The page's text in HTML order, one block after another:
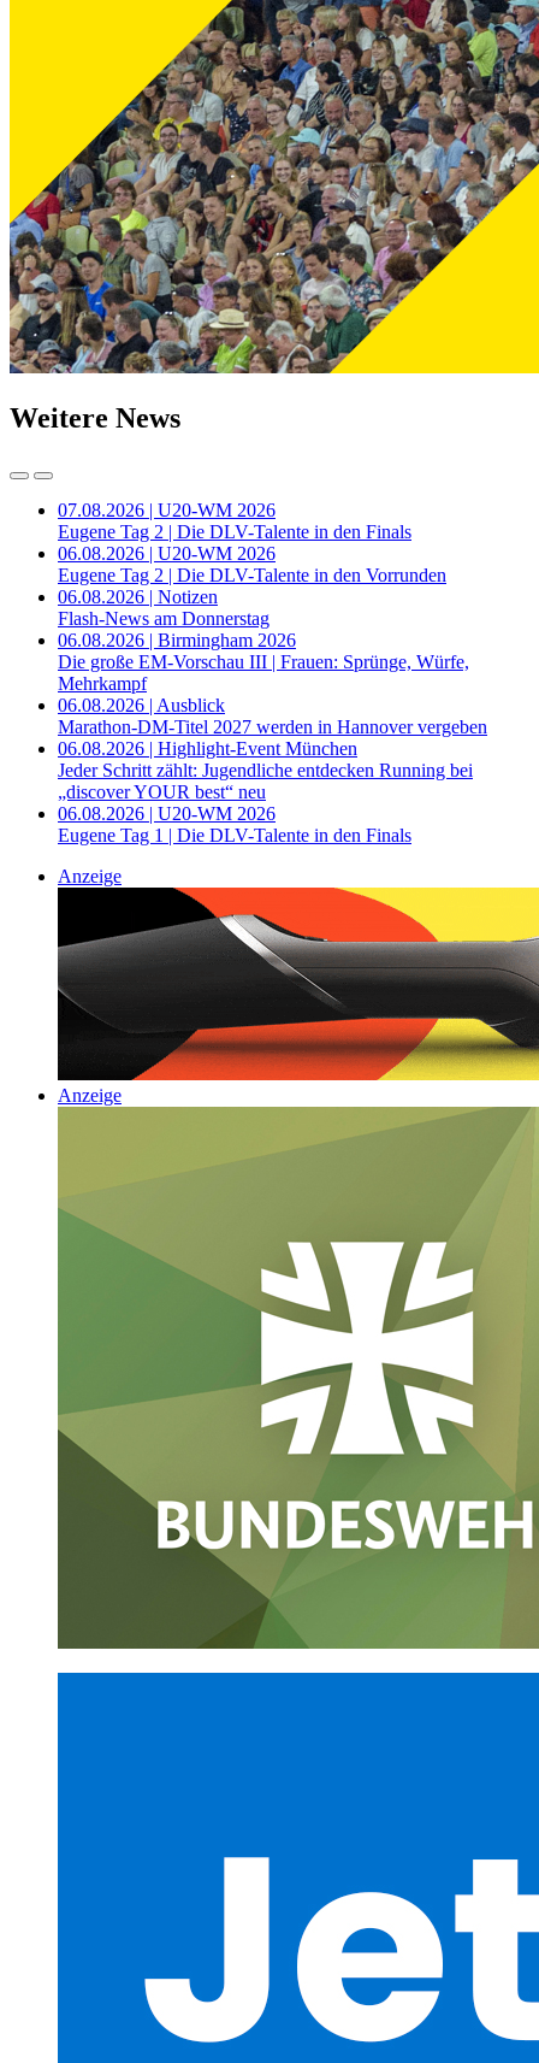
Weitere News
07.08.2026 | U20-WM 2026
Eugene Tag 2 | Die DLV-Talente in den Finals
06.08.2026 | U20-WM 2026
Eugene Tag 2 | Die DLV-Talente in den Vorrunden
06.08.2026 | Notizen
Flash-News am Donnerstag
06.08.2026 | Birmingham 2026
Die große EM-Vorschau III | Frauen: Sprünge, Würfe,
Mehrkampf
06.08.2026 | Ausblick
Marathon-DM-Titel 2027 werden in Hannover vergeben
06.08.2026 | Highlight-Event München
Jeder Schritt zählt: Jugendliche entdecken Running bei
„discover YOUR best“ neu
06.08.2026 | U20-WM 2026
Eugene Tag 1 | Die DLV-Talente in den Finals
Anzeige
Anzeige